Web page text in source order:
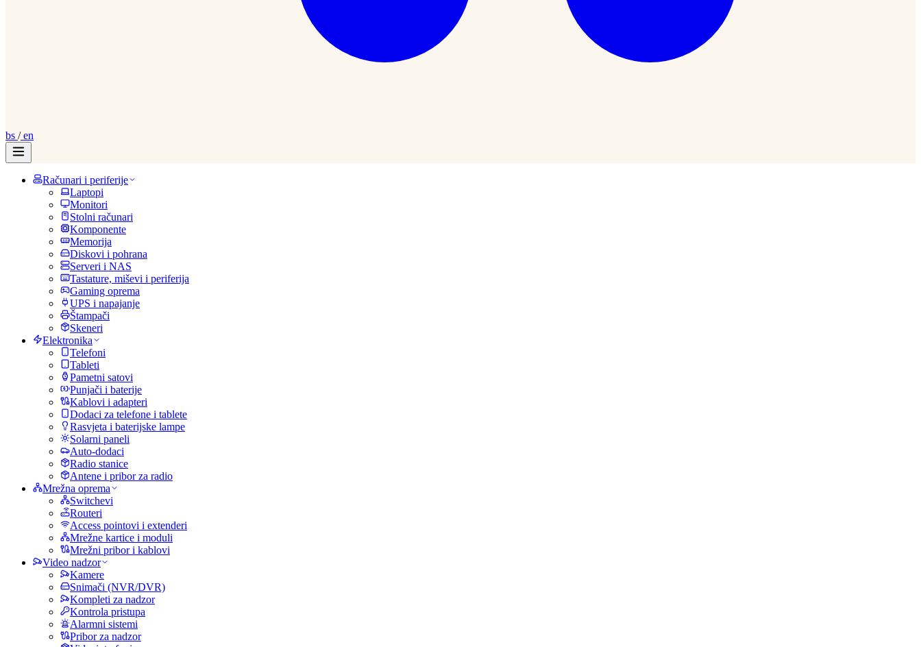
bs /en
Računari i periferije
Laptopi
Monitori
Stolni računari
Komponente
Memorija
Diskovi i pohrana
Serveri i NAS
Tastature, miševi i periferija
Gaming oprema
UPS i napajanje
Štampači
Skeneri
Elektronika
Telefoni
Tableti
Pametni satovi
Punjači i baterije
Kablovi i adapteri
Dodaci za telefone i tablete
Rasvjeta i baterijske lampe
Solarni paneli
Auto-dodaci
Radio stanice
Antene i pribor za radio
Mrežna oprema
Switchevi
Routeri
Access pointovi i extenderi
Mrežne kartice i moduli
Mrežni pribor i kablovi
Video nadzor
Kamere
Snimači (NVR/DVR)
Kompleti za nadzor
Kontrola pristupa
Alarmni sistemi
Pribor za nadzor